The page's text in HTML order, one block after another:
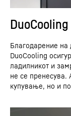
DuoCooling
Благодарение
DuoCooling
ладилникот и
не се
купување, но и